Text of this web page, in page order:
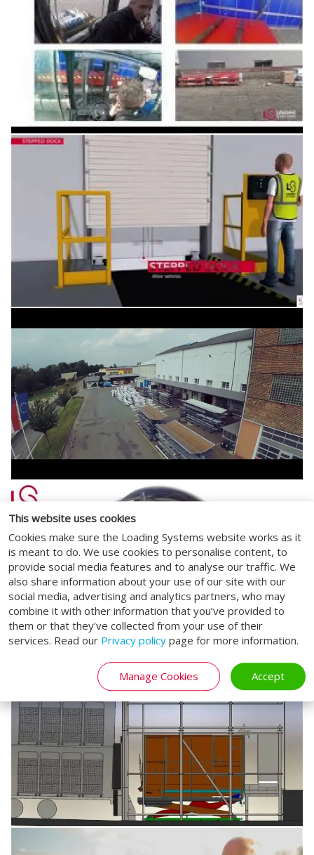
This website uses cookies
Cookies make sure the Loading Systems website works as it
is meant to do. We use cookies to personalise content, to
provide social media features and to analyse our traffic. We
also share information about your use of our site with our
social media, advertising and analytics partners, who may
combine it with other information that you’ve provided to
them or that they’ve collected from your use of their
services. Read our Privacy policy page for more information.
Manage Cookies Accept